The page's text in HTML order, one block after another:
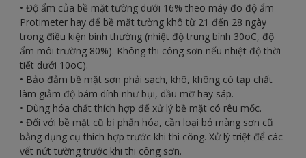
• Độ ẩm của bề mặt tường dưới 16% theo máy đo độ ẩm
Protimeter hay để bề mặt tường khô từ 21 đến 28 ngày
trong điều kiện bình thường (nhiệt độ trung bình 30oC, độ
ẩm môi trường 80%). Không thi công sơn nếu nhiệt độ thời
tiết dưới 10oC).
• Bảo đảm bề mặt sơn phải sạch, khô, không có tạp chất
làm giảm độ bám dính như bụi, dầu mỡ hay sáp.
• Dùng hóa chất thích hợp để xử lý bề mặt có rêu mốc.
• Đối với bề mặt cũ bị phấn hóa, cần loại bỏ màng sơn cũ
bằng dụng cụ thích hợp trước khi thi công. Xử lý triệt để các
vết nứt tường trước khi thi công sơn.